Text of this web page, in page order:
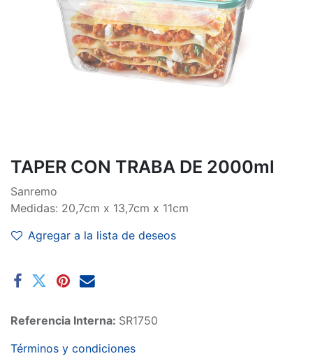
TAPER CON TRABA DE 2000ml
Sanremo
Medidas: 20,7cm x 13,7cm x 11cm
Agregar a la lista de deseos
Referencia Interna: SR1750
Términos y condiciones